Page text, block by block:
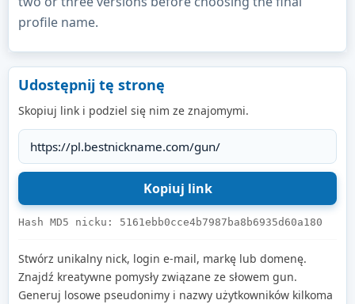
profile name.
Udostępnij tę stronę
Skopiuj link i podziel się nim ze znajomymi.
Hash MD5 nicku: 5161ebb0cce4b7987ba8b6935d60a180
Stwórz unikalny nick, login e-mail, markę lub domenę.
Znajdź kreatywne pomysły związane ze słowem gun.
Generuj losowe pseudonimy i nazwy użytkowników kilkoma